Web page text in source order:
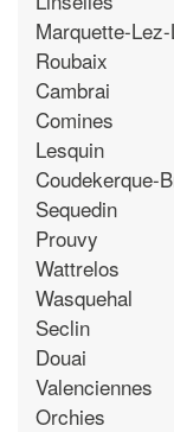
Marquette-
Roubaix
Cambrai
Comines
Lesquin
Coudekerque-
Sequedin
Prouvy
Wattrelos
Wasquehal
Seclin
Douai
Valenciennes
Orchies